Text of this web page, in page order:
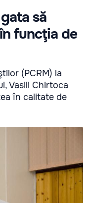
să
funcţia de
(PCRM) la
Vasili Chirtoca
în calitate de